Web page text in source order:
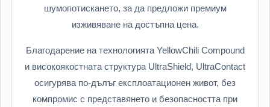
шумопотискането, за да предложи премиум
изживяване на достъпна цена.
Благодарение на технологията YellowChili Compound
и високоякостната структура UltraShield, UltraContact
осигурява по-дълъг експлоатационен живот, без
компромис с представянето и безопасността при